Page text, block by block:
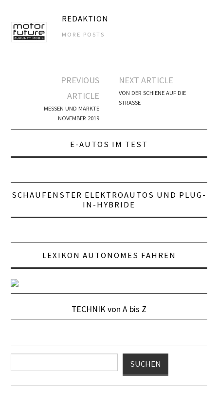
REDAKTION
MORE POSTS
Navigation
PREVIOUS
ARTICLE
MESSEN UND MÄRKTE
NOVEMBER 2019
NEXT ARTICLE
VON DER SCHIENE AUF DIE
STRASSE
E-AUTOS IM TEST
SCHAUFENSTER ELEKTROAUTOS UND PLUG-
IN-HYBRIDE
LEXIKON AUTONOMES FAHREN
TECHNIK von A bis Z
SUCHEN